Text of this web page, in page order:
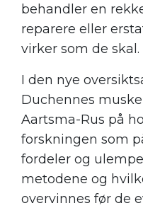
behandler en
reparere eller
virker som de skal.
I den nye
Duchennes
Aartsma-Rus på
forskningen som
fordeler og
metodene og
overvinnes før de